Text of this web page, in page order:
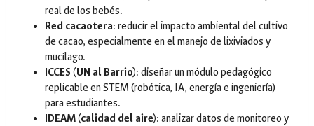
real de los bebés.
Red cacaotera: reducir el impacto ambiental del cultivo
de cacao, especialmente en el manejo de lixiviados y
mucílago.
ICCES (UN al Barrio): diseñar un módulo pedagógico
replicable en STEM (robótica, IA, energía e ingeniería)
para estudiantes.
IDEAM (calidad del aire): analizar datos de monitoreo y